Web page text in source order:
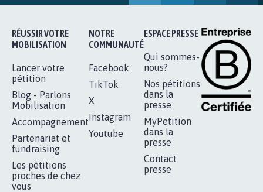
RÉUSSIR VOTRE
MOBILISATION
Lancer votre
pétition
Blog - Parlons
Mobilisation
Accompagnement
Partenariat et
fundraising
Les pétitions
proches de chez
vous
NOTRE
COMMUNAUTÉ
Facebook
TikTok
X
Instagram
Youtube
ESPACE PRESSE
Qui sommes-
nous?
Nos pétitions
dans la
presse
MyPetition
dans la
presse
Contact
presse